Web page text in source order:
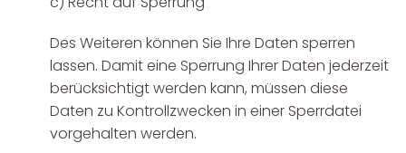
Des Weiteren können Sie Ihre Daten sperren
lassen. Damit eine Sperrung Ihrer Daten jederzeit
berücksichtigt werden kann, müssen diese
Daten zu Kontrollzwecken in einer Sperrdatei
vorgehalten werden.